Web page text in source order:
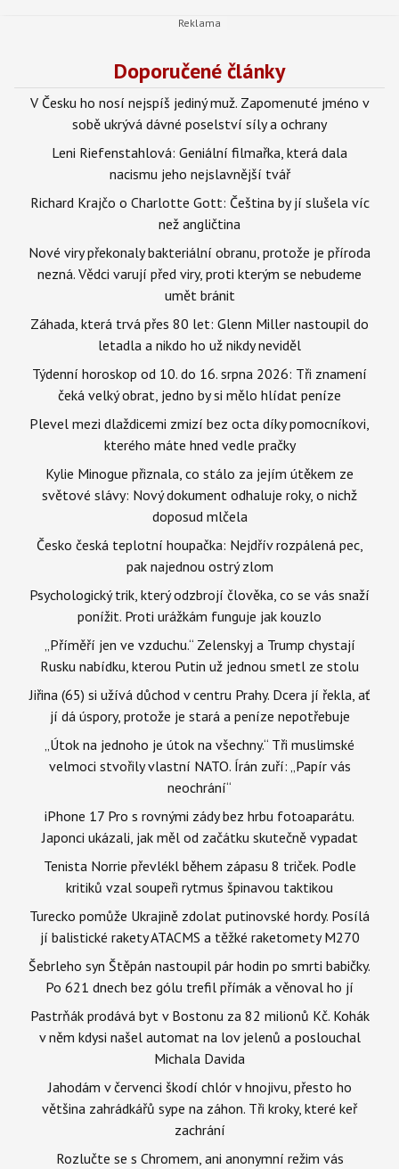
Doporučené články
V Česku ho nosí nejspíš jediný muž. Zapomenuté jméno v
sobě ukrývá dávné poselství síly a ochrany
Leni Riefenstahlová: Geniální filmařka, která dala
nacismu jeho nejslavnější tvář
Richard Krajčo o Charlotte Gott: Čeština by jí slušela víc
než angličtina
Nové viry překonaly bakteriální obranu, protože je příroda
nezná. Vědci varují před viry, proti kterým se nebudeme
umět bránit
Záhada, která trvá přes 80 let: Glenn Miller nastoupil do
letadla a nikdo ho už nikdy neviděl
Týdenní horoskop od 10. do 16. srpna 2026: Tři znamení
čeká velký obrat, jedno by si mělo hlídat peníze
Plevel mezi dlaždicemi zmizí bez octa díky pomocníkovi,
kterého máte hned vedle pračky
Kylie Minogue přiznala, co stálo za jejím útěkem ze
světové slávy: Nový dokument odhaluje roky, o nichž
doposud mlčela
Česko česká teplotní houpačka: Nejdřív rozpálená pec,
pak najednou ostrý zlom
Psychologický trik, který odzbrojí člověka, co se vás snaží
ponížit. Proti urážkám funguje jak kouzlo
„Příměří jen ve vzduchu.“ Zelenskyj a Trump chystají
Rusku nabídku, kterou Putin už jednou smetl ze stolu
Jiřina (65) si užívá důchod v centru Prahy. Dcera jí řekla, ať
jí dá úspory, protože je stará a peníze nepotřebuje
„Útok na jednoho je útok na všechny.“ Tři muslimské
velmoci stvořily vlastní NATO. Írán zuří: „Papír vás
neochrání“
iPhone 17 Pro s rovnými zády bez hrbu fotoaparátu.
Japonci ukázali, jak měl od začátku skutečně vypadat
Tenista Norrie převlékl během zápasu 8 triček. Podle
kritiků vzal soupeři rytmus špinavou taktikou
Turecko pomůže Ukrajině zdolat putinovské hordy. Posílá
jí balistické rakety ATACMS a těžké raketomety M270
Šebrleho syn Štěpán nastoupil pár hodin po smrti babičky.
Po 621 dnech bez gólu trefil přímák a věnoval ho jí
Pastrňák prodává byt v Bostonu za 82 milionů Kč. Kohák
v něm kdysi našel automat na lov jelenů a poslouchal
Michala Davida
Jahodám v červenci škodí chlór v hnojivu, přesto ho
většina zahrádkářů sype na záhon. Tři kroky, které keř
zachrání
Rozlučte se s Chromem, ani anonymní režim vás